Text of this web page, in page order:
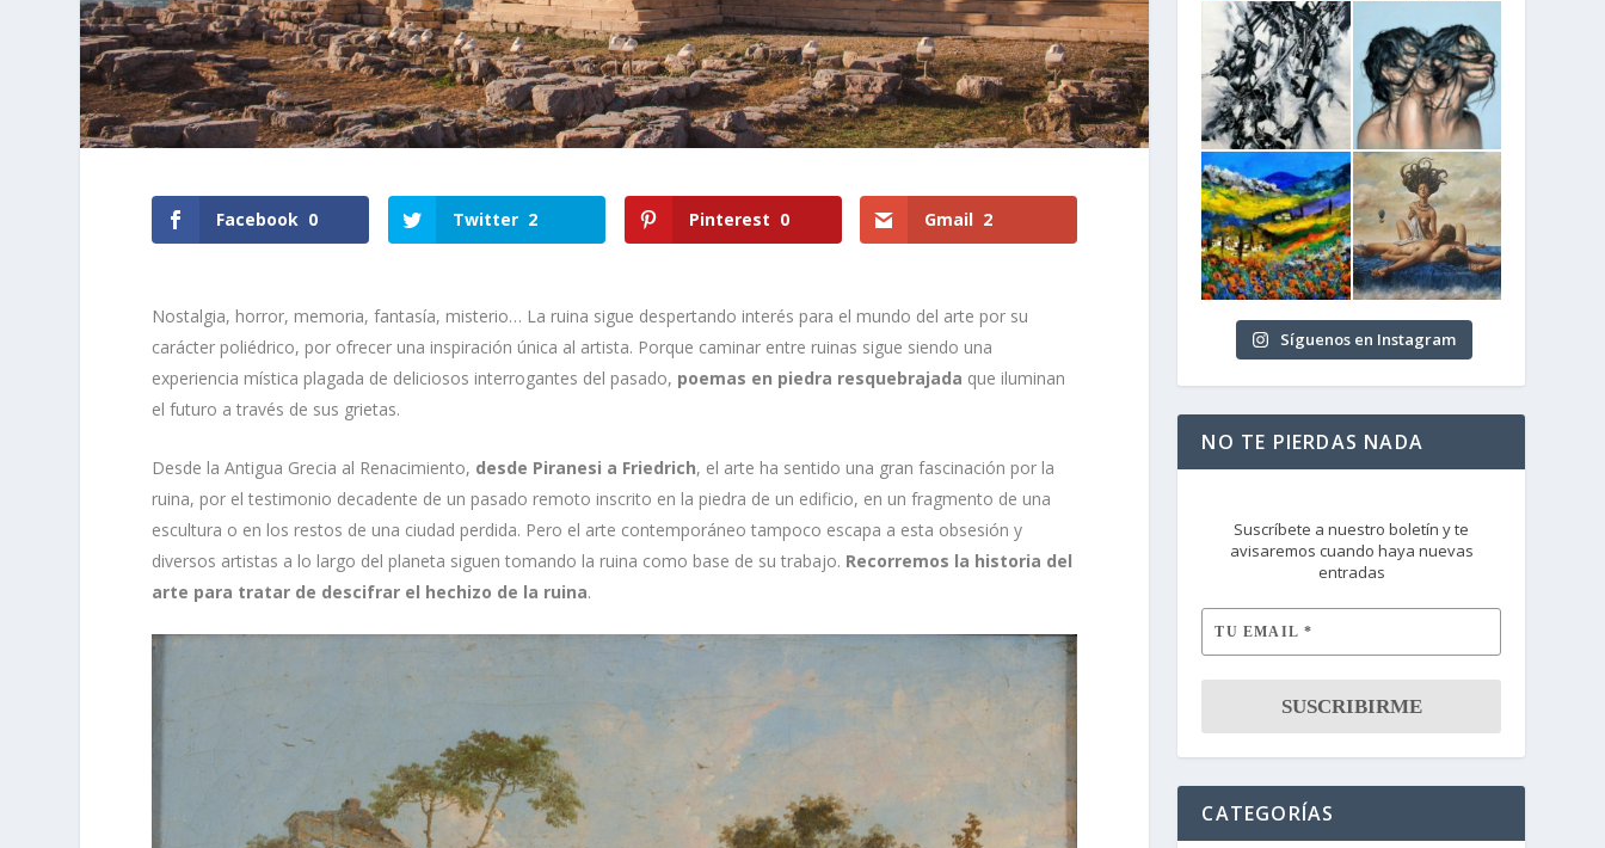
Facebook 0 Twitter 2 Pinterest 0 Gmail 2
Nostalgia, horror, memoria, fantasía, misterio… La ruina sigue despertando interés para el mundo del arte por su
carácter poliédrico, por ofrecer una inspiración única al artista. Porque caminar entre ruinas sigue siendo una
experiencia mística plagada de deliciosos interrogantes del pasado, poemas en piedra resquebrajada que iluminan
el futuro a través de sus grietas.
Desde la Antigua Grecia al Renacimiento, desde Piranesi a Friedrich, el arte ha sentido una gran fascinación por la
ruina, por el testimonio decadente de un pasado remoto inscrito en la piedra de un edificio, en un fragmento de una
escultura o en los restos de una ciudad perdida. Pero el arte contemporáneo tampoco escapa a esta obsesión y
diversos artistas a lo largo del planeta siguen tomando la ruina como base de su trabajo. Recorremos la historia del
arte para tratar de descifrar el hechizo de la ruina.
Síguenos en Instagram
NO TE PIERDAS NADA
Suscríbete a nuestro boletín y te
avisaremos cuando haya nuevas
entradas
CATEGORÍAS